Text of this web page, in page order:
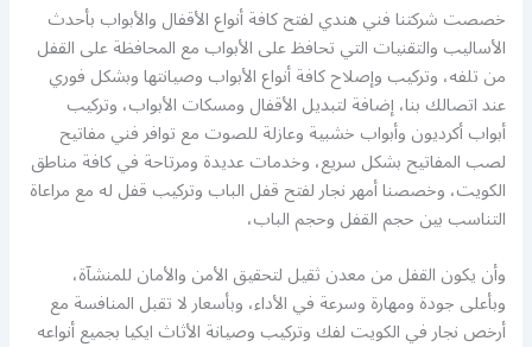
خصصت شركتنا فني هندي لفتح كافة أنواع الأقفال والأبواب بأحدث
الأساليب والتقنيات التي تحافظ على الأبواب مع المحافظة على القفل
من تلفه، وتركيب وإصلاح كافة أنواع الأبواب وصيانتها وبشكل فوري
عند اتصالك بنا، إضافة لتبديل الأقفال ومسكات الأبواب، وتركيب
أبواب أكرديون وأبواب خشبية وعازلة للصوت مع توافر فني مفاتيح
لصب المفاتيح بشكل سريع، وخدمات عديدة ومرتاحة في كافة مناطق
الكويت، وخصصنا أمهر نجار لفتح قفل الباب وتركيب قفل له مع مراعاة
التناسب بين حجم القفل وحجم الباب،
وأن يكون القفل من معدن ثقيل لتحقيق الأمن والأمان للمنشآة،
وبأعلى جودة ومهارة وسرعة في الأداء، وبأسعار لا تقبل المنافسة مع
أرخص نجار في الكويت لفك وتركيب وصيانة الأثاث ايكيا بجميع أنواعه